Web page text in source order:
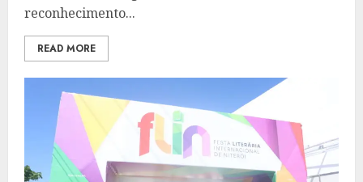
reconhecimento...
READ MORE